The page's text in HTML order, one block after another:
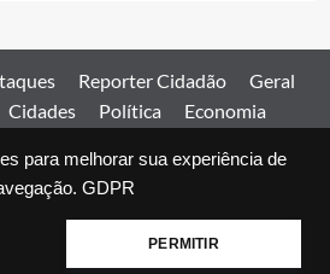
para melhorar sua experiência de
GDPR
PERMITIR
Reporter Cidadão
Geral
Cidades Política
Economia
impressas Expediente Home
Goiás. Todos os direitos reservados.